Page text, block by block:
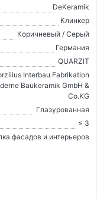
DeKeramik
Клинкер
Коричневый / Серый
Германия
QUARZIT
Interbau Fabrikation
Baukeramik GmbH &
Co.KG
Глазурованная
≤ 3
фасадов и интерьеров